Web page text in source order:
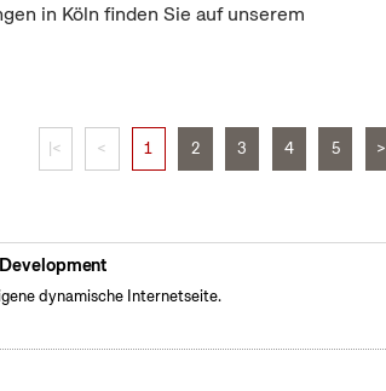
in Köln finden Sie auf unserem
|< < 1 2 3 4 5 >
dynamische Internetseite.